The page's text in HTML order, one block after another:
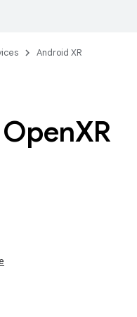
Android XR
XR